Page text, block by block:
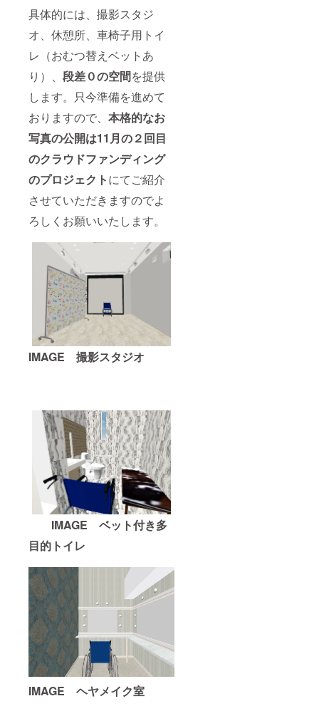
具体的には、撮影スタジ
オ、休憩所、車椅子用トイ
レ（おむつ替えベットあ
り）、 段差０の空間を提供
します。只今準備を進めて
おりますので、 本格的なお
写真の公開は11月の２回目
のクラウドファンディング
のプロジェクトにてご紹介
させていただきますのでよ
ろしくお願いいたします。
IMAGE 撮影スタジオ
IMAGE ベット付き多
目的トイレ
IMAGE ヘヤメイク室